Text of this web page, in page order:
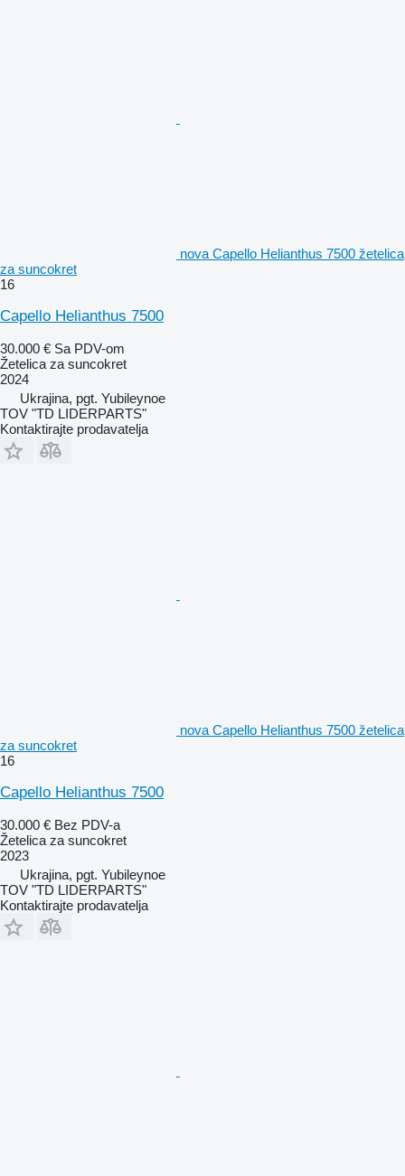
nova Capello Helianthus 7500 žetelica
za suncokret
16
Capello Helianthus 7500
30.000 € Sa PDV-om
Žetelica za suncokret
2024
Ukrajina, pgt. Yubileynoe
TOV "TD LIDERPARTS"
Kontaktirajte prodavatelja
nova Capello Helianthus 7500 žetelica
za suncokret
16
Capello Helianthus 7500
30.000 € Bez PDV-a
Žetelica za suncokret
2023
Ukrajina, pgt. Yubileynoe
TOV "TD LIDERPARTS"
Kontaktirajte prodavatelja